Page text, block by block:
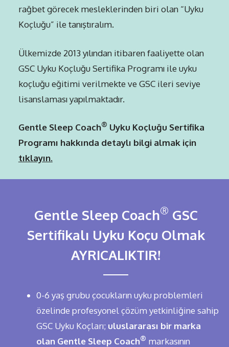
rağbet görecek mesleklerinden biri olan “Uyku
Koçluğu” ile tanıştıralım.
Ülkemizde 2013 yılından itibaren faaliyette olan
GSC Uyku Koçluğu Sertifika Programı ile uyku
koçluğu eğitimi verilmekte ve GSC ileri seviye
lisanslaması yapılmaktadır.
Gentle Sleep Coach® Uyku Koçluğu Sertifika
Programı hakkında detaylı bilgi almak için
tıklayın.
Gentle Sleep Coach® GSC
Sertifikalı Uyku Koçu Olmak
AYRICALIKTIR!
0-6 yaş grubu çocukların uyku problemleri
özelinde profesyonel çözüm yetkinliğine sahip
GSC Uyku Koçları; uluslararası bir marka
olan Gentle Sleep Coach® markasının